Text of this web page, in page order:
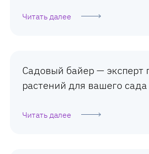
Читать далее
Садовый байер — эксперт
растений для вашего сада
Читать далее